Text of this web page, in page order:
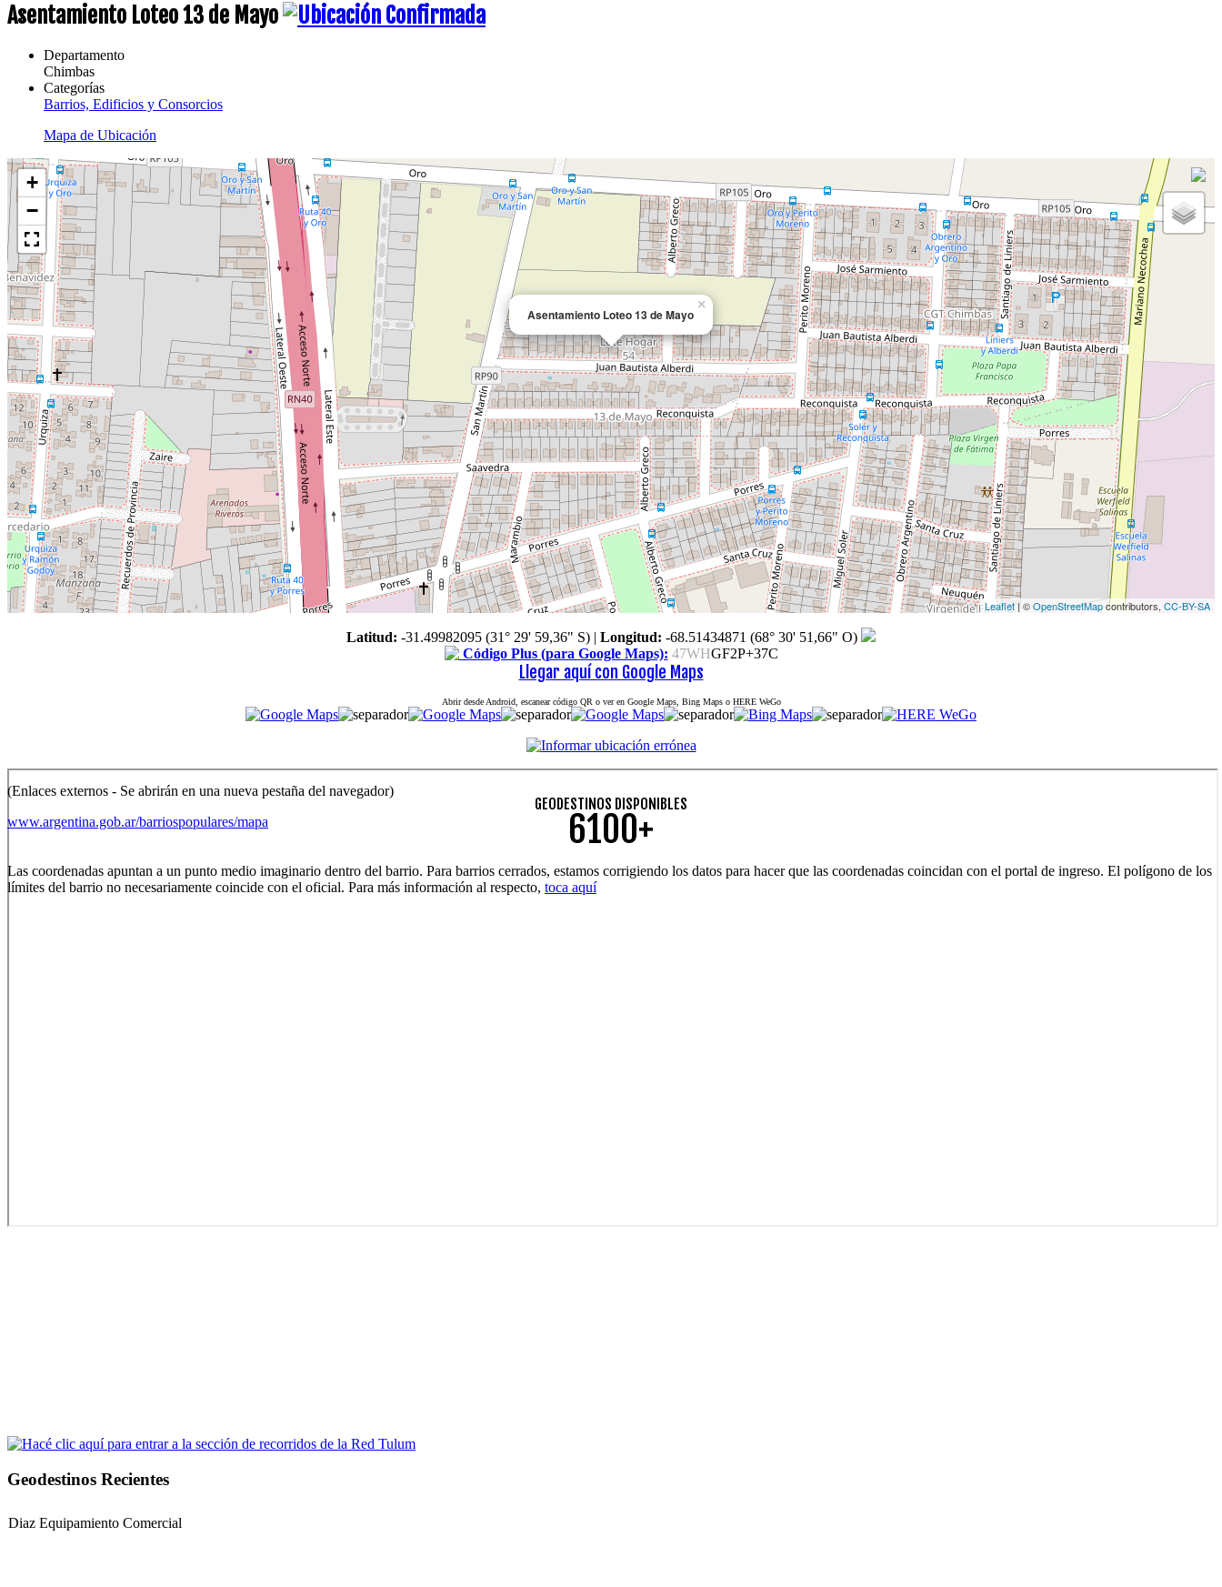
Asentamiento Loteo 13 de Mayo
Departamento
Chimbas
Categorías
Barrios, Edificios y Consorcios
Mapa de Ubicación
Asentamiento Loteo 13 de Mayo
×
+
−
Leaflet| ©OpenStreetMapcontributors, CC-BY-SA
Latitud: -31.49982095 (31° 29' 59,36" S) | Longitud: -68.51434871 (68° 30' 51,66" O)
Código Plus (para Google Maps): 47WHGF2P+37C
Llegar aquí con Google Maps
Abrir desde Android, escanear código QR o ver en Google Maps, Bing Maps o HERE WeGo
(Enlaces externos - Se abrirán en una nueva pestaña del navegador)
www.argentina.gob.ar/barriospopulares/mapa
GEODESTINOS DISPONIBLES
6100+
Las coordenadas apuntan a un punto medio imaginario dentro del barrio. Para barrios cerrados, estamos corrigiendo los datos para hacer que las coordenadas coincidan con el portal de ingreso. El polígono de los
límites del barrio no necesariamente coincide con el oficial. Para más información al respecto, toca aquí
Geodestinos Recientes
Diaz Equipamiento Comercial